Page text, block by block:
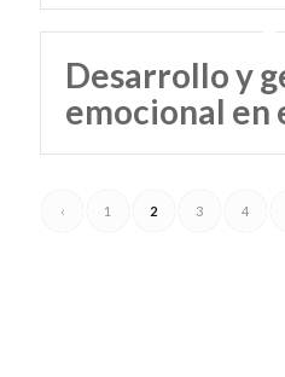
Desarrollo y
emocional en
‹ 1 2 3 4